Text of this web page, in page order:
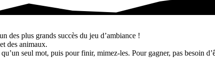
des plus grands succès du jeu d’ambiance !
des animaux.
seul mot, puis pour finir, mimez-les. Pour gagner, pas besoin